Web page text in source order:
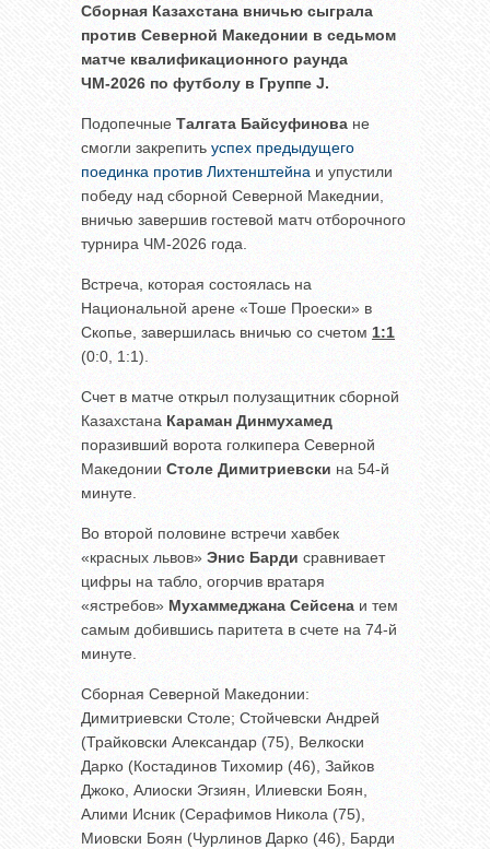
Сборная Казахстана вничью сыграла
против Северной Македонии в седьмом
матче квалификационного раунда
ЧМ-2026 по футболу в Группе J.
Подопечные Талгата Байсуфинова не
смогли закрепить успех предыдущего
поединка против Лихтенштейна и упустили
победу над сборной Северной Македнии,
вничью завершив гостевой матч отборочного
турнира ЧМ-2026 года.
Встреча, которая состоялась на
Национальной арене «Тоше Проески» в
Скопье, завершилась вничью со счетом 1:1
(0:0, 1:1).
Счет в матче открыл полузащитник сборной
Казахстана Караман Динмухамед
поразивший ворота голкипера Северной
Македонии Столе Димитриевски на 54-й
минуте.
Во второй половине встречи хавбек
«красных львов» Энис Барди сравнивает
цифры на табло, огорчив вратаря
«ястребов» Мухаммеджана Сейсена и тем
самым добившись паритета в счете на 74-й
минуте.
Сборная Северной Македонии:
Димитриевски Столе; Стойчевски Андрей
(Трайковски Александар (75), Велкоски
Дарко (Костадинов Тихомир (46), Зайков
Джоко, Алиоски Эгзиян, Илиевски Боян,
Алими Исник (Серафимов Никола (75),
Миовски Боян (Чурлинов Дарко (46), Барди